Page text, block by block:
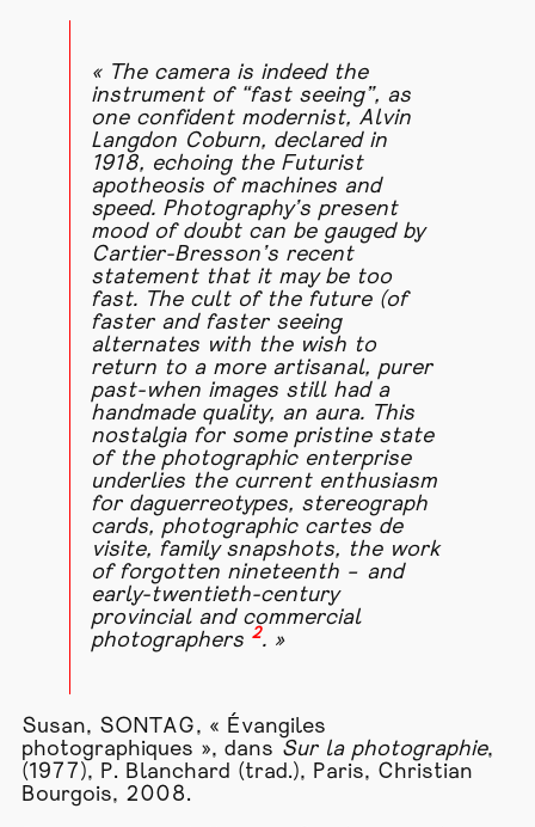
« The camera is indeed the
instrument of “fast seeing”, as
one confident modernist, Alvin
Langdon Coburn, declared in
1918, echoing the Futurist
apotheosis of machines and
speed. Photography’s present
mood of doubt can be gauged by
Cartier-Bresson’s recent
statement that it may be too
fast. The cult of the future (of
faster and faster seeing
alternates with the wish to
return to a more artisanal, purer
past-when images still had a
handmade quality, an aura. This
nostalgia for some pristine state
of the photographic enterprise
underlies the current enthusiasm
for daguerreotypes, stereograph
cards, photographic cartes de
visite, family snapshots, the work
of forgotten nineteenth – and
early-twentieth-century
provincial and commercial
photographers 2. »
Susan, SONTAG, « Évangiles
photographiques », dans Sur la photographie,
(1977), P. Blanchard (trad.), Paris, Christian
Bourgois, 2008.